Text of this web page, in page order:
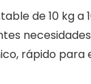
de 10 kg a
rápido para